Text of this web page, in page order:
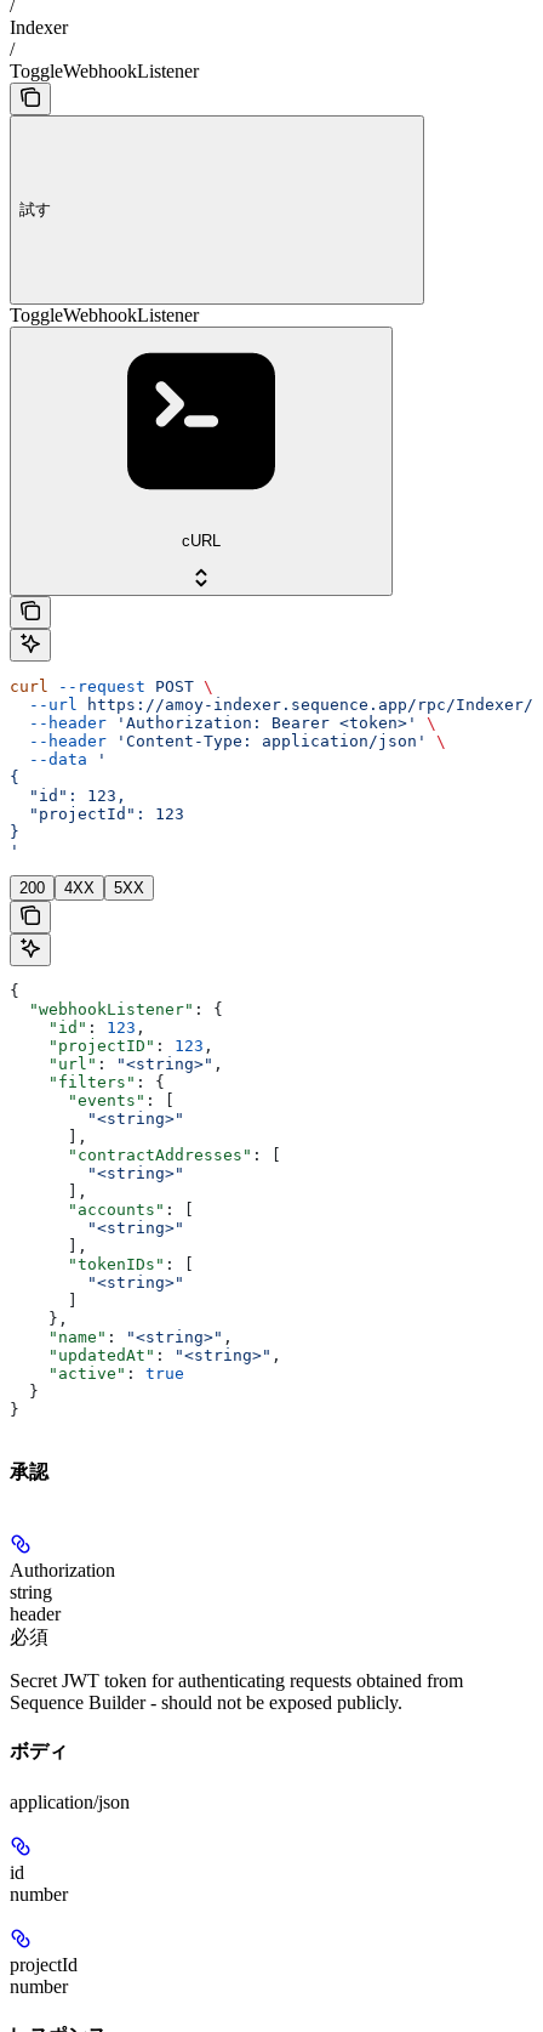
/
Indexer
/
ToggleWebhookListener
試す
ToggleWebhookListener
cURL
curl --request POST \
  --url
https://amoy-indexer.sequence.app/rpc/Indexer/
  --header
'Authorization: Bearer <token>'
\
  --header
'Content-Type: application/json'
\
  --data
'
{
  "id": 123,
  "projectId": 123
}
'
200 4XX 5XX
{
  "webhookListener"
: {
    "id"
: 123 ,
    "projectID"
: 123 ,
    "url"
: "<string>" ,
    "filters"
: {
      "events"
: [
        "<string>"
      ],
      "contractAddresses"
: [
        "<string>"
      ],
      "accounts"
: [
        "<string>"
      ],
      "tokenIDs"
: [
        "<string>"
      ]
    },
    "name"
: "<string>" ,
    "updatedAt"
: "<string>" ,
    "active"
: true
  }
}
承認
Authorization
string
header
必須
Secret JWT token for authenticating requests obtained from
Sequence Builder - should not be exposed publicly.
ボディ
application/json
id
number
projectId
number